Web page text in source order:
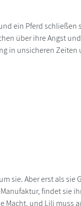
ein Pferd schließen
über ihre Angst
in unsicheren
sie. Aber erst als sie
findet sie
Macht, und Lili muss